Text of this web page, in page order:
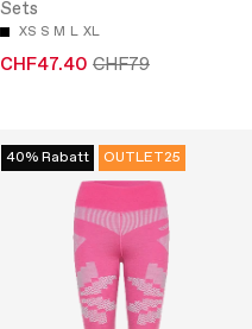
Sets
XS S M L XL
CHF47.40 CHF79
40% Rabatt OUTLET25